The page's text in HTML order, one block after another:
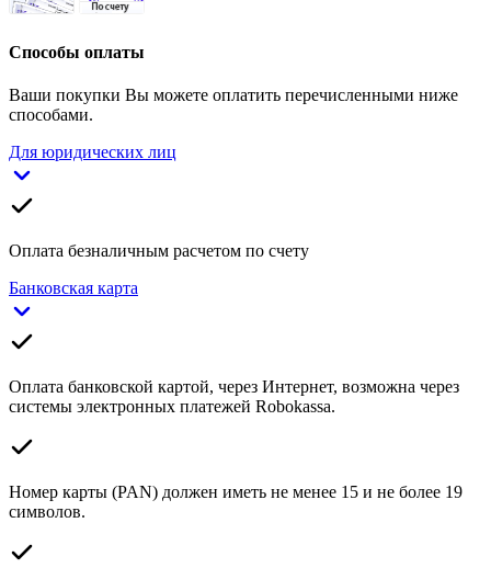
Способы оплаты
Ваши покупки Вы можете оплатить перечисленными ниже
способами.
Для юридических лиц
Оплата безналичным расчетом по счету
Банковская карта
Оплата банковской картой, через Интернет, возможна через
системы электронных платежей Robokassa.
Номер карты (PAN) должен иметь не менее 15 и не более 19
символов.